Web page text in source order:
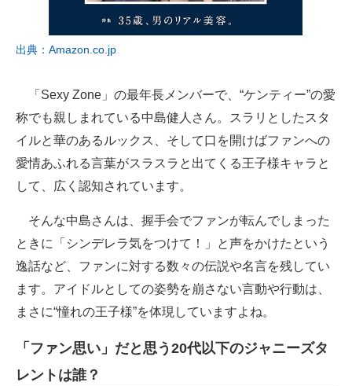
出典：Amazon.co.jp
「Sexy Zone」の最年長メンバーで、“ケンティー”の愛
称でも親しまれている中島健人さん。スラリとしたスタ
イルと華のあるルックス、そして口を開けばファンへの
愛情あふれる言葉がスラスラと出てくる王子様キャラと
して、広く認知されています。
そんな中島さんは、握手会でファンが転んでしまった
ときに「シンデレラ気をつけて！」と声をかけたという
逸話など、ファンに対する数々の伝説や名言を残してい
ます。アイドルとしての姿勢を崩さない言動や行動は、
まさに“憧れの王子様”を体現していますよね。
「ファン思い」だと思う20代以下のジャニーズタ
レントは誰？